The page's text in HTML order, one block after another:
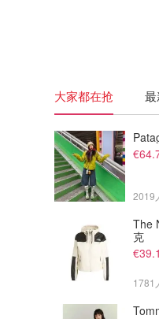
大家都在抢
2019
The
克
1781